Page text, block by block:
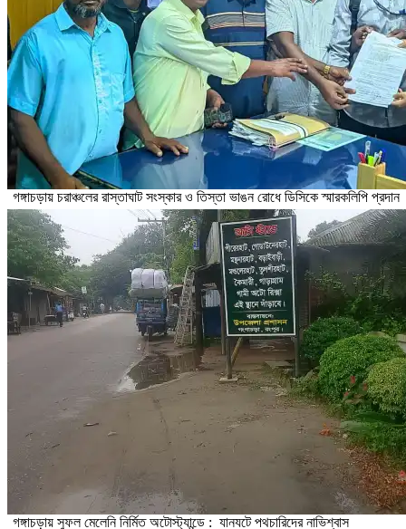
গঙ্গাচড়ায় চরাঞ্চলের রাস্তাঘাট সংস্কার ও তিস্তা ভাঙন রোধে ডিসিকে স্মারকলিপি প্রদান
গঙ্গাচড়ায় সুফল মেলেনি নির্মিত অটোস্ট্যান্ডে : যানযটে পথচারিদের নাভিশ্বাস